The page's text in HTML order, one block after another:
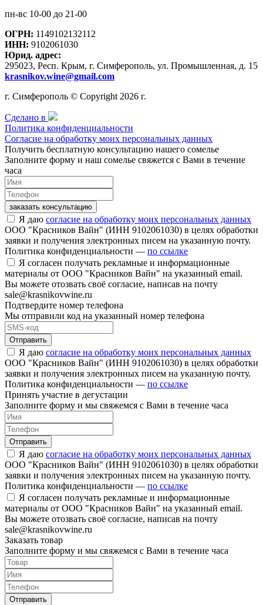
пн-вс 10-00 до 21-00
ОГРН: 1149102132112
ИНН: 9102061030
Юрид. адрес:
295023, Респ. Крым, г. Симферополь, ул. Промышленная, д. 15
krasnikov.wine@gmail.com
г. Симферополь © Copyright 2026 г.
Сделано в
Политика конфиденциальности
Согласие на обработку моих персональных данных
Получить бесплатную консультацию нашего сомелье
Заполните форму и наш сомелье свяжется с Вами в течение
часа
заказать консультацию
Я даю согласие на обработку моих персональных данных
ООО "Красников Вайн" (ИНН 9102061030) в целях обработки
заявки и получения электронных писем на указанную почту.
Политика конфиденциальности — по ссылке
Я согласен получать рекламные и информационные
материалы от ООО "Красников Вайн" на указанный email.
Вы можете отозвать своё согласие, написав на почту
sale@krasnikovwine.ru
Подтвердите номер телефона
Мы отправили код на указанный номер телефона
Отправить
Я даю согласие на обработку моих персональных данных
ООО "Красников Вайн" (ИНН 9102061030) в целях обработки
заявки и получения электронных писем на указанную почту.
Политика конфиденциальности — по ссылке
Принять участие в дегустации
Заполните форму и мы свяжемся с Вами в течение часа
Отправить
Я даю согласие на обработку моих персональных данных
ООО "Красников Вайн" (ИНН 9102061030) в целях обработки
заявки и получения электронных писем на указанную почту.
Политика конфиденциальности — по ссылке
Я согласен получать рекламные и информационные
материалы от ООО "Красников Вайн" на указанный email.
Вы можете отозвать своё согласие, написав на почту
sale@krasnikovwine.ru
Заказать товар
Заполните форму и мы свяжемся с Вами в течение часа
Отправить